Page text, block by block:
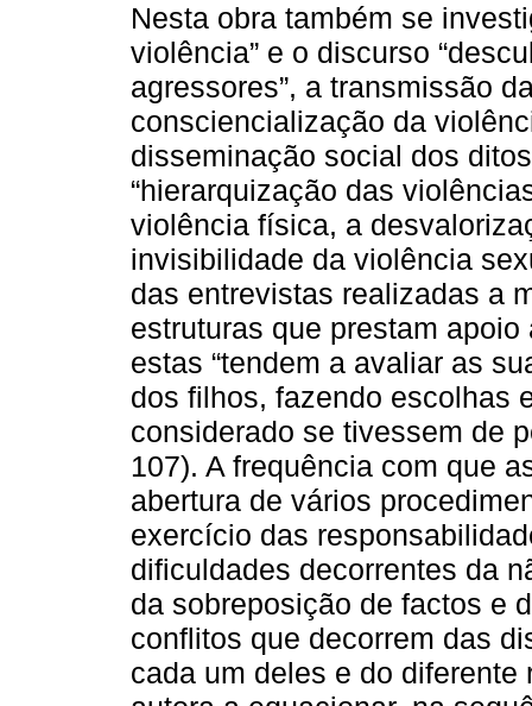
Nesta obra também se
violência” e o discurso
agressores”, a transmissão
consciencialização da
disseminação social dos
“hierarquização das
violência física, a
invisibilidade da violência
das entrevistas realizadas a
estruturas que prestam
estas “tendem a avaliar as
dos filhos, fazendo escolhas
considerado se tivessem de
107). A frequência com que
abertura de vários
exercício das
dificuldades decorrentes da
da sobreposição de factos e
conflitos que decorrem das
cada um deles e do